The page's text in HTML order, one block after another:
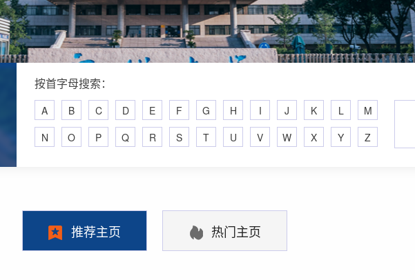
按首字母搜索：
A B C D E F G H I J K L
M
N
O P Q R S T U V W X Y Z
推荐主页 热门主页